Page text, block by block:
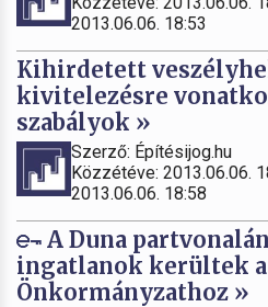
2013.06.06. 18:53
Kihirdetett
kivitelezésre
szabályok »
Szerző: Építésijog.hu
Közzétéve: 2013.06.06.
2013.06.06. 18:58
A Duna
ingatlanok kerültek a
Önkormányzathoz »